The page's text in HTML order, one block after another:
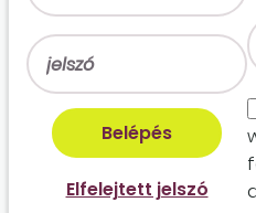
Elfelejtett jelszó